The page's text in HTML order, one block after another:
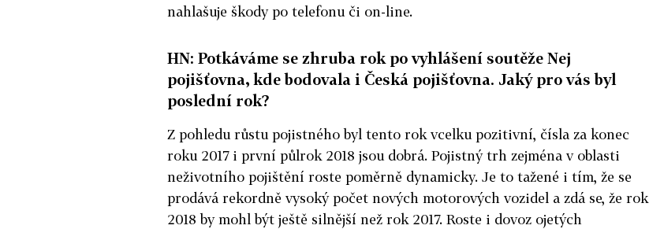
nahlašuje škody po telefonu či on-line.
HN: Potkáváme se zhruba rok po vyhlášení soutěže Nej
pojišťovna, kde bodovala i Česká pojišťovna. Jaký pro vás byl
poslední rok?
Z pohledu růstu pojistného byl tento rok vcelku pozitivní, čísla za konec
roku 2017 i první půlrok 2018 jsou dobrá. Pojistný trh zejména v oblasti
neživotního pojištění roste poměrně dynamicky. Je to tažené i tím, že se
prodává rekordně vysoký počet nových motorových vozidel a zdá se, že rok
2018 by mohl být ještě silnější než rok 2017. Roste i dovoz ojetých